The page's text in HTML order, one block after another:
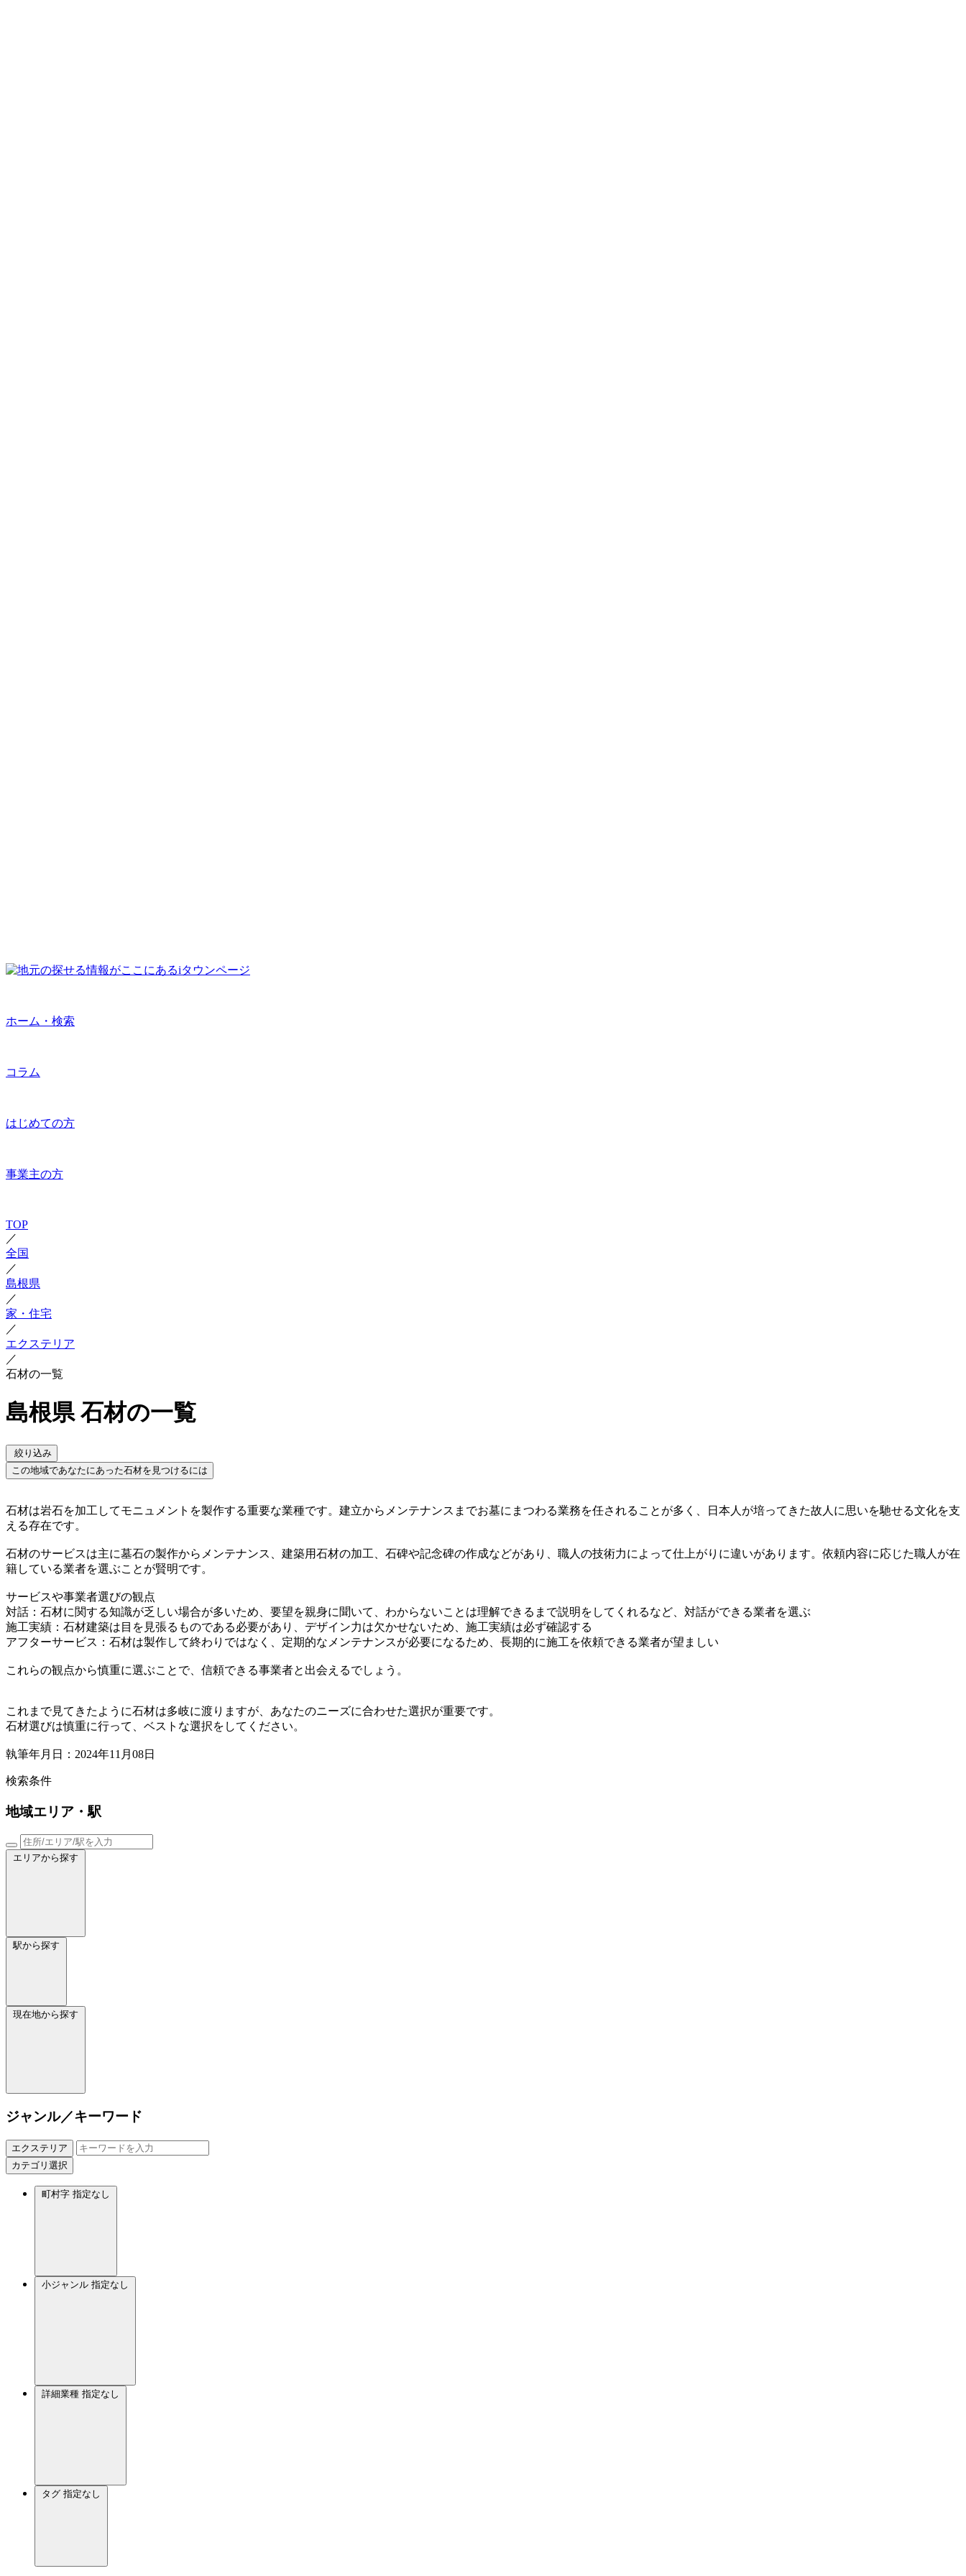
ホーム・検索
コラム
はじめての方
事業主の方
TOP
／
全国
／
島根県
／
家・住宅
／
エクステリア
／
石材の一覧
島根県 石材の一覧
絞り込み
この地域であなたにあった石材を見つけるには
石材は岩石を加工してモニュメントを製作する重要な業種です。建立からメンテナンスまでお墓にまつわる業務を任されることが多く、日本人が培ってきた故人に思いを馳せる文化を支
える存在です。
石材のサービスは主に墓石の製作からメンテナンス、建築用石材の加工、石碑や記念碑の作成などがあり、職人の技術力によって仕上がりに違いがあります。依頼内容に応じた職人が在
籍している業者を選ぶことが賢明です。
サービスや事業者選びの観点
対話：石材に関する知識が乏しい場合が多いため、要望を親身に聞いて、わからないことは理解できるまで説明をしてくれるなど、対話ができる業者を選ぶ
施工実績：石材建築は目を見張るものである必要があり、デザイン力は欠かせないため、施工実績は必ず確認する
アフターサービス：石材は製作して終わりではなく、定期的なメンテナンスが必要になるため、長期的に施工を依頼できる業者が望ましい
これらの観点から慎重に選ぶことで、信頼できる事業者と出会えるでしょう。
これまで見てきたように石材は多岐に渡りますが、あなたのニーズに合わせた選択が重要です。
石材選びは慎重に行って、ベストな選択をしてください。
執筆年月日：2024年11月08日
検索条件
地域エリア・駅
エリアから探す
駅から探す
現在地から探す
ジャンル／キーワード
エクステリア
カテゴリ選択
町村字 指定なし
小ジャンル 指定なし
詳細業種 指定なし
タグ 指定なし